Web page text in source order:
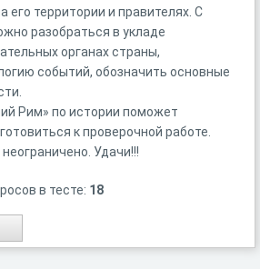
его территории и правителях. С
разобраться в укладе
органах страны,
событий, обозначить основные
Рим» по истории поможет
к проверочной работе.
Удачи!!!
в тесте: 18